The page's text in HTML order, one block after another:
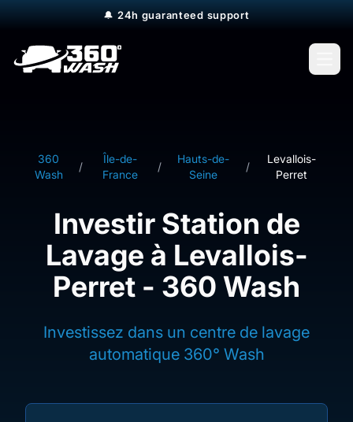
🔔 24h guaranteed support
360
Wash
/
Île-de-
France
/
Hauts-de-
Seine
/
Levallois-
Perret
Investir Station de
Lavage à Levallois-
Perret - 360 Wash
Investissez dans un centre de lavage
automatique 360° Wash